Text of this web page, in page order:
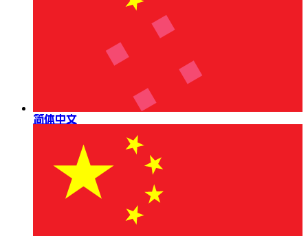
简体中文